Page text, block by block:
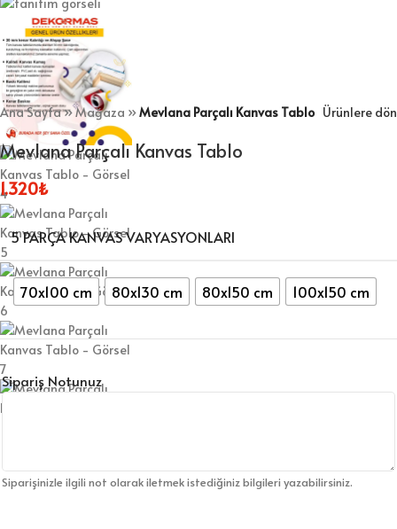
Ana Sayfa»Mağaza »Mevlana Parçalı Kanvas Tablo Ürünlere dön
Mevlana Parçalı Kanvas Tablo
1.320₺
5 PARÇA KANVAS VARYASYONLARI
70x100 cm 80x130 cm 80x150 cm 100x150 cm
Sipariş Notunuz
Siparişinizle ilgili not olarak iletmek istediğiniz bilgileri yazabilirsiniz.